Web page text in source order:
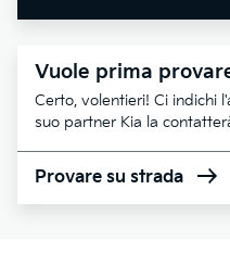
Vuole prima
Certo, volentieri! Ci indichi
suo partner Kia la
Provare su strada